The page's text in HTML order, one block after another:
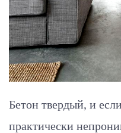
Бетон твердый, и
практически